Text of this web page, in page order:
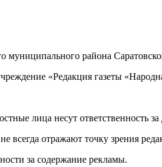
муниципального района
«Редакция газеты
лица несут ответственность
всегда отражают точку зрения
за содержание рекламы.